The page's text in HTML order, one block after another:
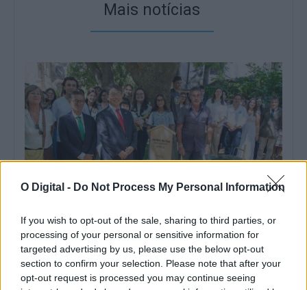
O Digital - Do Not Process My Personal Information
If you wish to opt-out of the sale, sharing to third parties, or
processing of your personal or sensitive information for
targeted advertising by us, please use the below opt-out
section to confirm your selection. Please note that after your
opt-out request is processed you may continue seeing
Mais notícias
Jardim da Paz inaugurado em Évora nos 81 anos de Hiroshima
Évora assinalou, esta quinta-feira, 6 de agosto, os 81 anos do
bombardeamento atómico de...
9 Agosto, 2026 - 10:00